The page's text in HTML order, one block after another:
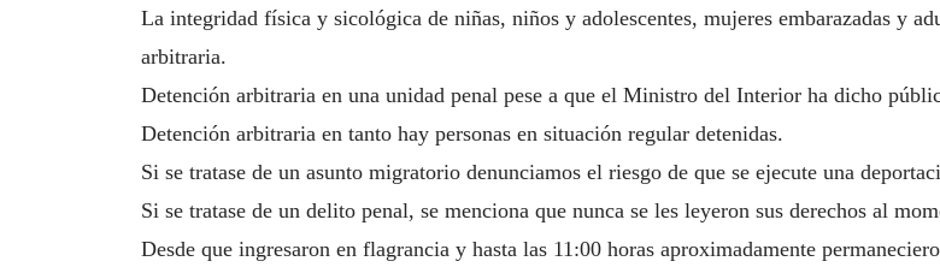
La integridad física y sicológica de niñas, niños y adolescentes, mujeres embarazadas y
arbitraria.
Detención arbitraria en una unidad penal pese a que el Ministro del Interior ha dicho
Detención arbitraria en tanto hay personas en situación regular detenidas.
Si se tratase de un asunto migratorio denunciamos el riesgo de que se ejecute una
Si se tratase de un delito penal, se menciona que nunca se les leyeron sus derechos al
Desde que ingresaron en flagrancia y hasta las 11:00 horas aproximadamente